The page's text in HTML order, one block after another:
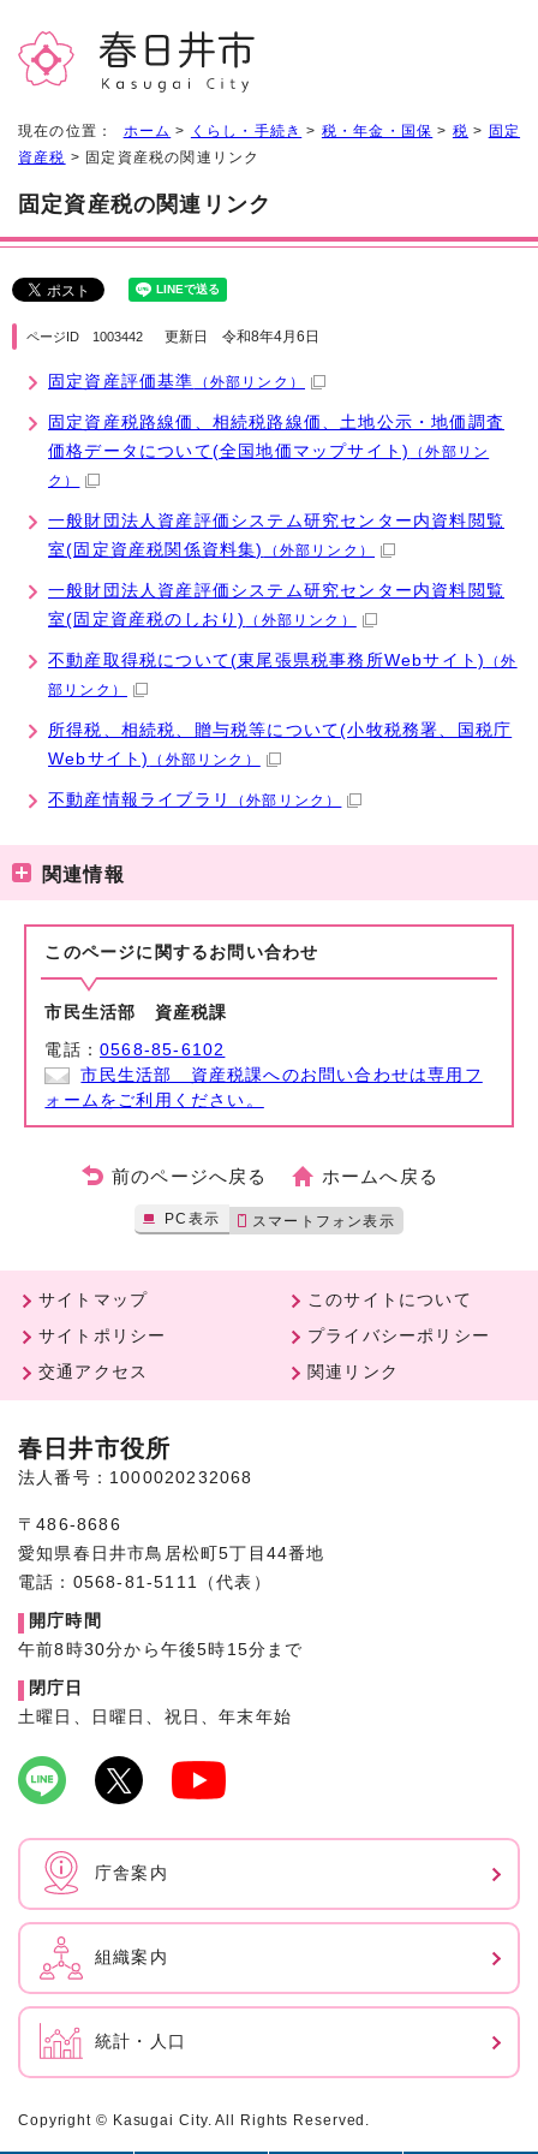
現在の位置： ホーム > くらし・手続き > 税・年金・国保 > 税 > 固定
資産税 > 固定資産税の関連リンク
固定資産税の関連リンク
ページID 1003442 更新日 令和8年4月6日
固定資産評価基準 （外部リンク）
固定資産税路線価、相続税路線価、土地公示・地価調査
価格データについて(全国地価マップサイト)
（外部リン
ク）
一般財団法人資産評価システム研究センター内資料閲覧
室(固定資産税関係資料集)
（外部リンク）
一般財団法人資産評価システム研究センター内資料閲覧
室(固定資産税のしおり)
（外部リンク）
不動産取得税について(東尾張県税事務所Webサイト)
（外
部リンク）
所得税、相続税、贈与税等について(小牧税務署、国税庁
Webサイト)
（外部リンク）
不動産情報ライブラリ （外部リンク）
関連情報
このページに関する お問い合わせ
市民生活部 資産税課
電話：0568-85-6102
市民生活部 資産税課へのお問い合わせは専用フ
ォームをご利用ください。
前のページへ戻る ホームへ戻る
PC表示 スマートフォン表示
サイトマップ
このサイトについて
サイトポリシー
プライバシーポリシー
交通アクセス
関連リンク
春日井市役所
法人番号：1000020232068
〒486-8686
愛知県春日井市鳥居松町5丁目44番地
電話：0568-81-5111（代表）
開庁時間
午前8時30分から午後5時15分まで
閉庁日
土曜日、日曜日、祝日、年末年始
庁舎案内
組織案内
統計・人口
Copyright © Kasugai City. All Rights Reserved.